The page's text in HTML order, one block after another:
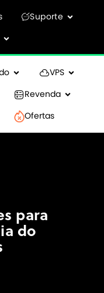
Suporte
VPS
Revenda
Ofertas
para
do